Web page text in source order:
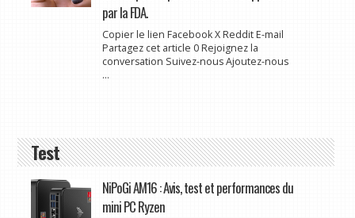
par la FDA.
Copier le lien Facebook X Reddit E-mail
Partagez cet article 0 Rejoignez la
conversation Suivez-nous Ajoutez-nous
...
Test
NiPoGi AM16 : Avis, test et performances du
mini PC Ryzen